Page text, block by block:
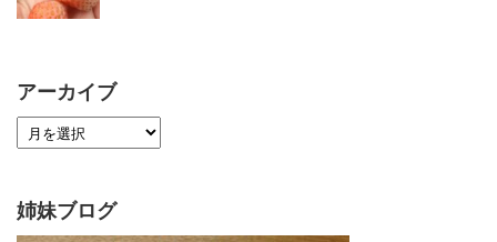
アーカイブ
姉妹ブログ